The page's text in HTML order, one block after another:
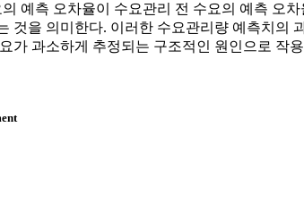
예측 오차율이 수요관리 전 수요의 예측 오
을 의미한다. 이러한 수요관리량 예측치의
가 과소하게 추정되는 구조적인 원인으로 작